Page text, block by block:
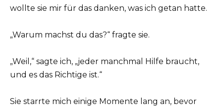
wollte sie mir für das danken, was ich getan hatte.
„Warum machst du das?“ fragte sie.
„Weil,“ sagte ich, „jeder manchmal Hilfe braucht,
und es das Richtige ist.“
Sie starrte mich einige Momente lang an, bevor